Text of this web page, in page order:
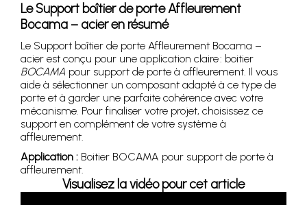
Le Support boîtier de porte Affleurement
Bocama – acier en résumé
Le Support boîtier de porte Affleurement Bocama –
acier est conçu pour une application claire : boitier
BOCAMA pour support de porte à affleurement. Il vous
aide à sélectionner un composant adapté à ce type de
porte et à garder une parfaite cohérence avec votre
mécanisme. Pour finaliser votre projet, choisissez ce
support en complément de votre système à
affleurement.
Application : Boitier BOCAMA pour support de porte à
affleurement.
Visualisez la vidéo pour cet article